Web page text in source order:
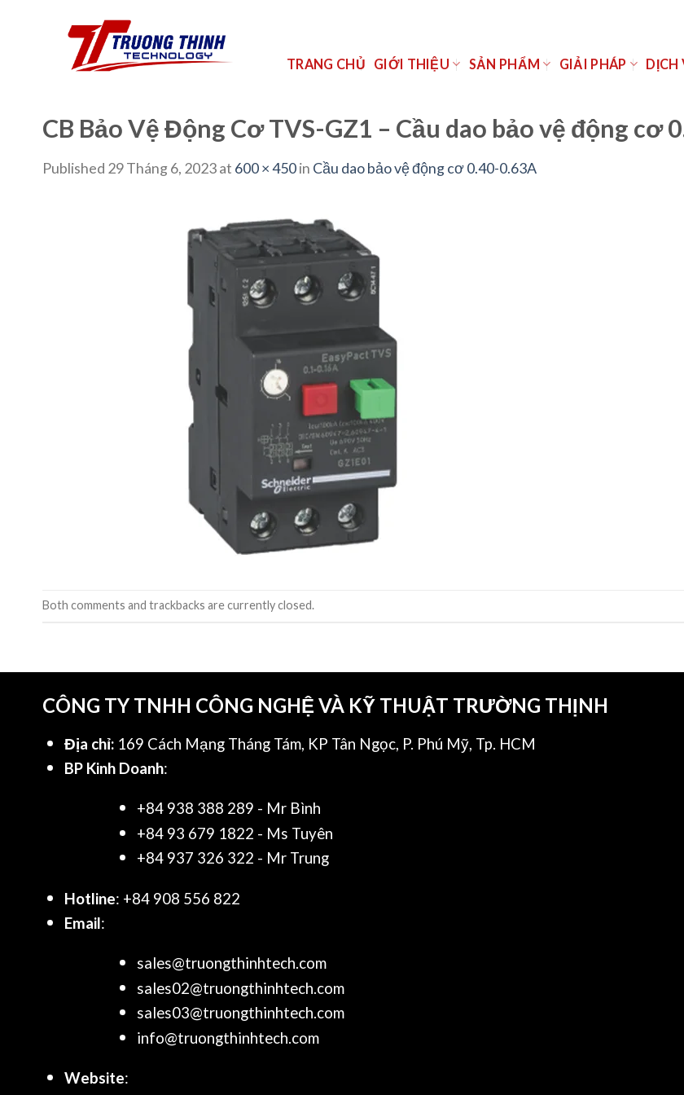
TRANG CHỦ GIỚI THIỆU SẢN PHẨM GIẢI PHÁP DỊCH
CB Bảo Vệ Động Cơ TVS-GZ1 – Cầu dao bảo vệ động cơ
Published 29 Tháng 6, 2023at 600 × 450in Cầu dao bảo vệ động cơ 0.40-0.63A
Both comments and trackbacks are currently closed.
CÔNG TY TNHH CÔNG NGHỆ VÀ KỸ THUẬT TRƯỜNG THỊNH
Địa chỉ: 169 Cách Mạng Tháng Tám, KP Tân Ngọc, P. Phú Mỹ, Tp. HCM
BP Kinh Doanh:
+84 938 388 289 - Mr Bình
+84 93 679 1822 - Ms Tuyên
+84 937 326 322 - Mr Trung
Hotline: +84 908 556 822
Email:
sales@truongthinhtech.com
sales02@truongthinhtech.com
sales03@truongthinhtech.com
info@truongthinhtech.com
Website: